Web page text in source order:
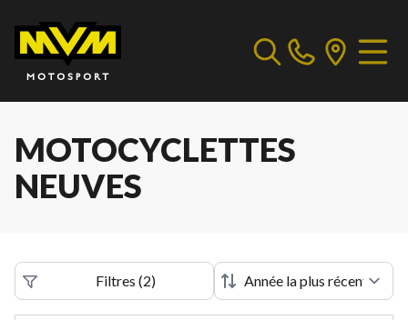
MOTOCYCLETTES
NEUVES
Filtres (2)